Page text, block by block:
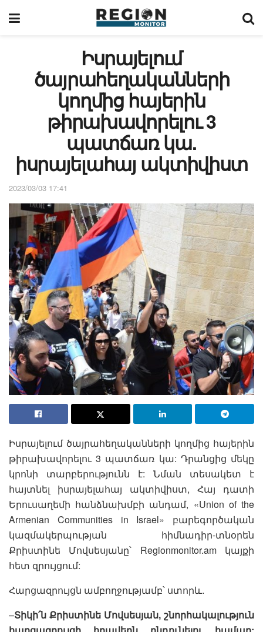
Իսրայելում
ծայրահեղականների
կողմից հայերին
թիրախավորելու 3
պատճառ կա.
իսրայելահայ ակտիվիստ
2023/03/03 17:41
Իսրայելում ծայրահեղականների կողմից հայերին
թիրախավորելու 3 պատճառ կա: Դրանցից մեկը
կրոնի տարբերությունն է: Նման տեսակետ է
հայտնել իսրայելահայ ակտիվիստ, Հայ դատի
Երուսաղեմի հանձնախմբի անդամ, «Union of the
Armenian Communities in Israel» բարեգործական
կազմակերպության հիմնադիր-տնօրեն
Քրիստինե Մովսեսյանը՝ Regionmonitor.am կայքի
հետ զրույցում:
Հարցազրույցն ամբողջությամբ՝ ստորև.
–Տիկի՛ն Քրիստինե Մովսեսյան, շնորհակալություն